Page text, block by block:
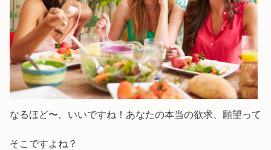
なるほど〜。いいですね！あなたの本当の欲求、願望って
そこですよね？